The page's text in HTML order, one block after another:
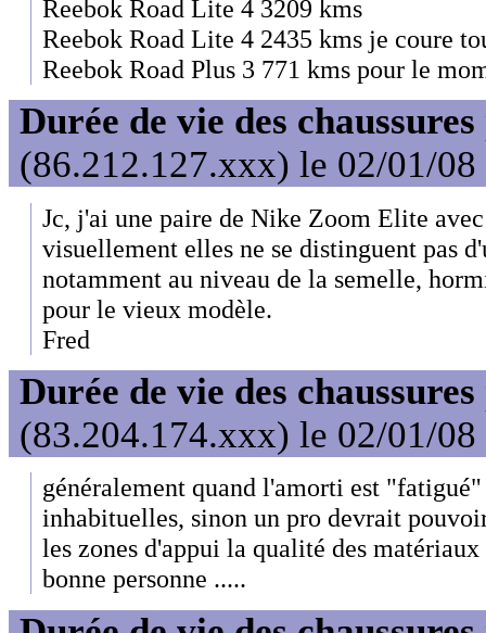
Reebok Road Lite 4 3209 kms
Reebok Road Lite 4 2435 kms je coure
Reebok Road Plus 3 771 kms pour le
Durée de vie des chaussures
(86.212.127.xxx) le 02/01/08
Jc, j'ai une paire de Nike Zoom Elite
visuellement elles ne se distinguent pas
notamment au niveau de la semelle,
pour le vieux modèle.
Fred
Durée de vie des chaussures
(83.204.174.xxx) le 02/01/08
généralement quand l'amorti est "fatigué"
inhabituelles, sinon un pro devrait
les zones d'appui la qualité des
bonne personne .....